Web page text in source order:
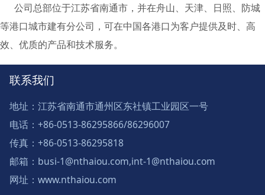
公司总部位于江苏省南通市，并在舟山、天津、日照、防城
等港口城市建有分公司，可在中国各港口为客户提供及时、高
效、优质的产品和技术服务。
联系我们
地址：江苏省南通市通州区东社镇工业园区一号
电话：+86-0513-86295866/86296007
传真：+86-0513-86295818
邮箱：busi-1@nthaiou.com,int-1@nthaiou.com
网址：www.nthaiou.com